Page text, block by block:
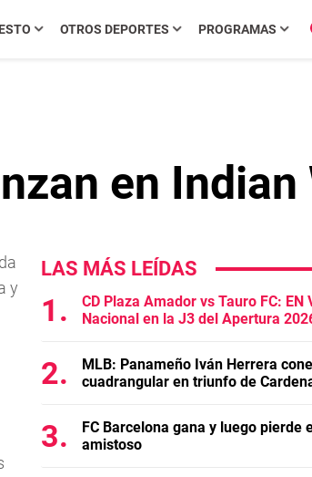
OTROS DEPORTES PROGRAMAS
en Indian
y
LAS MÁS LEÍDAS
CD Plaza Amador vs Tauro FC: EN
Nacional en la J3 del Apertura
MLB: Panameño Iván Herrera
cuadrangular en triunfo de
FC Barcelona gana y luego pierde
amistoso